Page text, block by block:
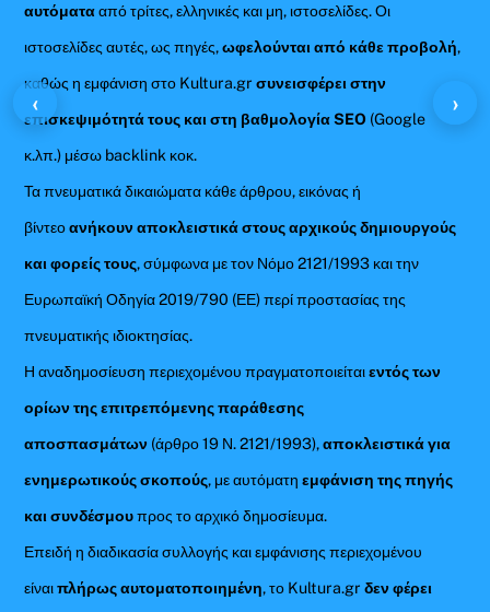
αυτόματααπό τρίτες, ελληνικές και μη, ιστοσελίδες. Οι
ιστοσελίδες αυτές, ως πηγές,ωφελούνται από κάθε προβολή,
καθώς η εμφάνιση στο Kultura.gr συνεισφέρει στην
επισκεψιμότητά τους και στη βαθμολογία SEO (Google
κ.λπ.) μέσω backlink κοκ.
Τα πνευματικά δικαιώματα κάθε άρθρου, εικόνας ή
βίντεοανήκουν αποκλειστικά στους αρχικούς δημιουργούς
και φορείς τους, σύμφωνα με τον Νόμο 2121/1993 και την
Ευρωπαϊκή Οδηγία 2019/790 (ΕΕ) περί προστασίας της
πνευματικής ιδιοκτησίας.
Η αναδημοσίευση περιεχομένου πραγματοποιείταιεντός των
ορίων της επιτρεπόμενης παράθεσης
αποσπασμάτων (άρθρο 19 Ν. 2121/1993),αποκλειστικά για
ενημερωτικούς σκοπούς, με αυτόματηεμφάνιση της πηγής
και συνδέσμουπρος το αρχικό δημοσίευμα.
Επειδή η διαδικασία συλλογής και εμφάνισης περιεχομένου
είναιπλήρως αυτοματοποιημένη, το Kultura.grδεν φέρει
‹ ›